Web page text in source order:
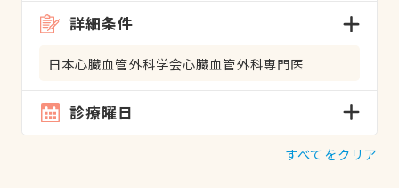
詳細条件
日本心臓血管外科学会心臓血管外科専門医
診療曜日
すべてをクリア